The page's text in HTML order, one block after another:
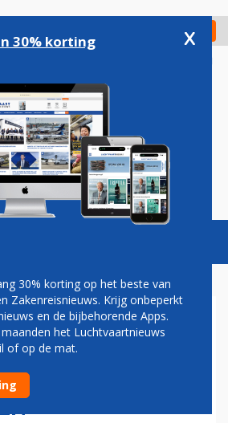
Check in
Podcasts Vacatures
ANNULEERT
TEL AVIV, KLM
IN ISRAËL
30% korting x
30% korting op het beste van
Zakenreisnieuws. Krijg onbeperkt
en de bijbehorende Apps.
het Luchtvaartnieuws
of op de mat.